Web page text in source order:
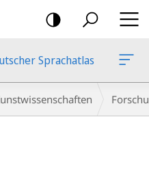
Sprachatlas